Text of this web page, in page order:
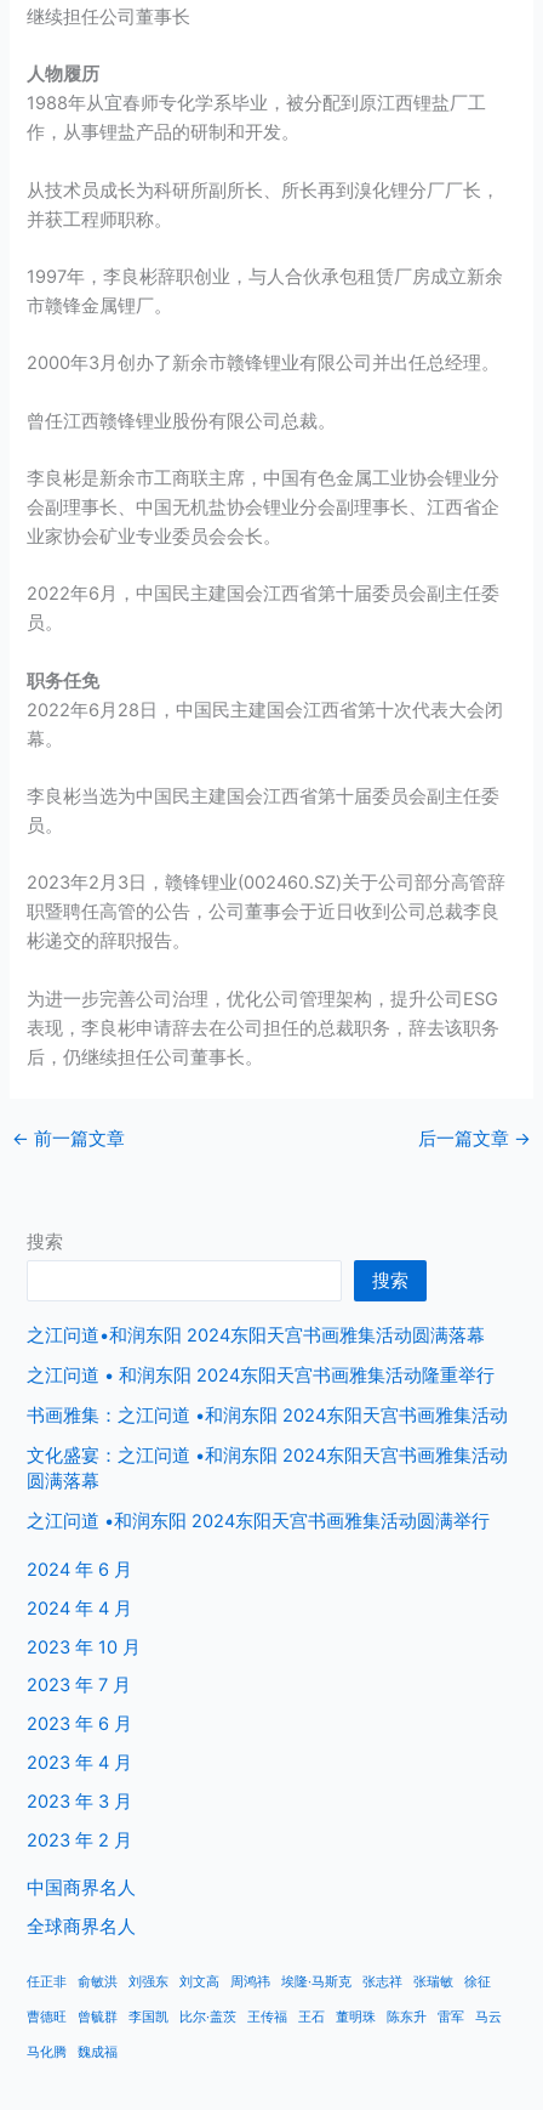
继续担任公司董事长
人物履历
1988年从宜春师专化学系毕业，被分配到原江西锂盐厂工
作，从事锂盐产品的研制和开发。
从技术员成长为科研所副所长、所长再到溴化锂分厂厂长，
并获工程师职称。
1997年，李良彬辞职创业，与人合伙承包租赁厂房成立新余
市赣锋金属锂厂。
2000年3月创办了新余市赣锋锂业有限公司并出任总经理。
曾任江西赣锋锂业股份有限公司总裁。
李良彬是新余市工商联主席，中国有色金属工业协会锂业分
会副理事长、中国无机盐协会锂业分会副理事长、江西省企
业家协会矿业专业委员会会长。
2022年6月，中国民主建国会江西省第十届委员会副主任委
员。
职务任免
2022年6月28日，中国民主建国会江西省第十次代表大会闭
幕。
李良彬当选为中国民主建国会江西省第十届委员会副主任委
员。
2023年2月3日，赣锋锂业(002460.SZ)关于公司部分高管辞
职暨聘任高管的公告，公司董事会于近日收到公司总裁李良
彬递交的辞职报告。
为进一步完善公司治理，优化公司管理架构，提升公司ESG
表现，李良彬申请辞去在公司担任的总裁职务，辞去该职务
后，仍继续担任公司董事长。
← 前一篇文章 后一篇文章 →
搜索
搜索
之江问道•和润东阳 2024东阳天宫书画雅集活动圆满落幕
之江问道 • 和润东阳 2024东阳天宫书画雅集活动隆重举行
书画雅集：之江问道 •和润东阳 2024东阳天宫书画雅集活动
文化盛宴：之江问道 •和润东阳 2024东阳天宫书画雅集活动
圆满落幕
之江问道 •和润东阳 2024东阳天宫书画雅集活动圆满举行
2024 年 6 月
2024 年 4 月
2023 年 10 月
2023 年 7 月
2023 年 6 月
2023 年 4 月
2023 年 3 月
2023 年 2 月
中国商界名人
全球商界名人
任正非 俞敏洪 刘强东 刘文高 周鸿祎 埃隆·马斯克 张志祥 张瑞敏 徐征
曹德旺 曾毓群 李国凯 比尔·盖茨 王传福 王石 董明珠 陈东升 雷军 马云
马化腾 魏成福